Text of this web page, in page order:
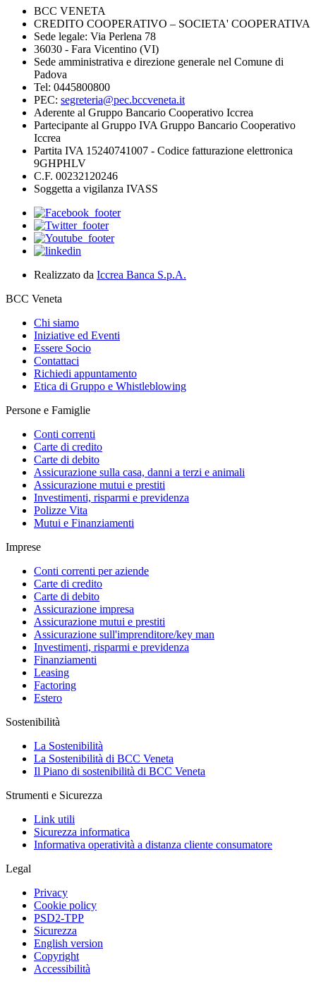
BCC VENETA
CREDITO COOPERATIVO – SOCIETA' COOPERATIVA
Sede legale: Via Perlena 78
36030 - Fara Vicentino (VI)
Sede amministrativa e direzione generale nel Comune di
Padova
Tel: 0445800800
PEC: segreteria@pec.bccveneta.it
Aderente al Gruppo Bancario Cooperativo Iccrea
Partecipante al Gruppo IVA Gruppo Bancario Cooperativo
Iccrea
Partita IVA 15240741007 - Codice fatturazione elettronica
9GHPHLV
C.F. 00232120246
Soggetta a vigilanza IVASS
Realizzato da Iccrea Banca S.p.A.
BCC Veneta
Chi siamo
Iniziative ed Eventi
Essere Socio
Contattaci
Richiedi appuntamento
Etica di Gruppo e Whistleblowing
Persone e Famiglie
Conti correnti
Carte di credito
Carte di debito
Assicurazione sulla casa, danni a terzi e animali
Assicurazione mutui e prestiti
Investimenti, risparmi e previdenza
Polizze Vita
Mutui e Finanziamenti
Imprese
Conti correnti per aziende
Carte di credito
Carte di debito
Assicurazione impresa
Assicurazione mutui e prestiti
Assicurazione sull'imprenditore/key man
Investimenti, risparmi e previdenza
Finanziamenti
Leasing
Factoring
Estero
Sostenibilità
La Sostenibilità
La Sostenibilità di BCC Veneta
Il Piano di sostenibilità di BCC Veneta
Strumenti e Sicurezza
Link utili
Sicurezza informatica
Informativa operatività a distanza cliente consumatore
Legal
Privacy
Cookie policy
PSD2-TPP
Sicurezza
English version
Copyright
Accessibilità